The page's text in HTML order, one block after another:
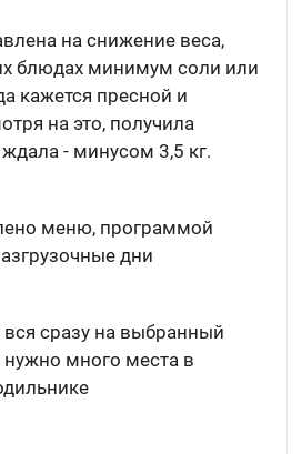
на снижение веса,
блюдах минимум соли или
кажется пресной и
на это, получила
- минусом 3,5 кг.
меню, программой
дни
вся сразу на выбранный
много места в